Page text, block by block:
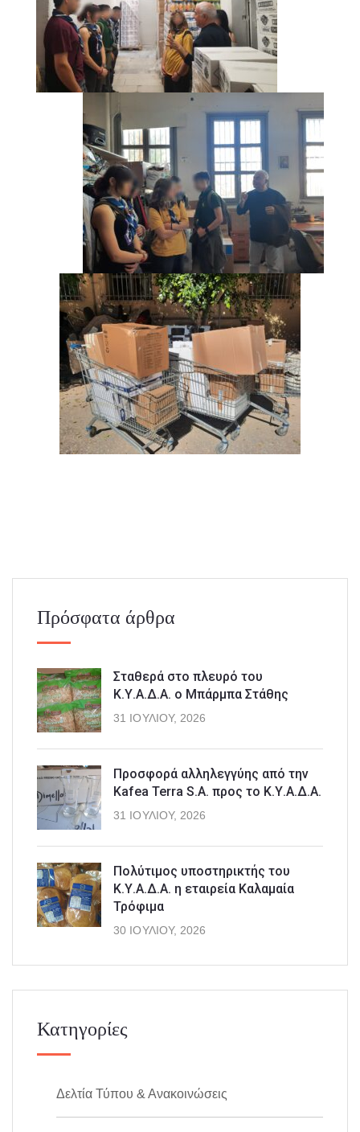
Πρόσφατα άρθρα
Σταθερά στο πλευρό του
Κ.Υ.Α.Δ.Α. ο Μπάρμπα Στάθης
31 ΙΟΥΛΊΟΥ, 2026
Προσφορά αλληλεγγύης από την
Kafea Terra S.A. προς το Κ.Υ.Α.Δ.Α.
31 ΙΟΥΛΊΟΥ, 2026
Πολύτιμος υποστηρικτής του
Κ.Υ.Α.Δ.Α. η εταιρεία Καλαμαία
Τρόφιμα
30 ΙΟΥΛΊΟΥ, 2026
Κατηγορίες
Δελτία Τύπου & Ανακοινώσεις